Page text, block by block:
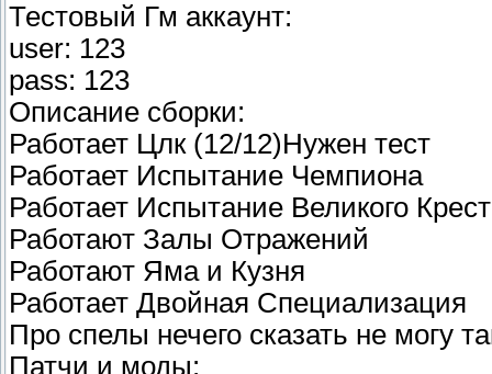
Тестовый Гм аккаунт:
user: 123
pass: 123
Описание сборки:
Работает Цлк (12/12)Нужен тест
Работает Испытание Чемпиона
Работает Испытание Великого
Работают Залы Отражений
Работают Яма и Кузня
Работает Двойная Специализация
Про спелы нечего сказать не могу
Патчи и моды: